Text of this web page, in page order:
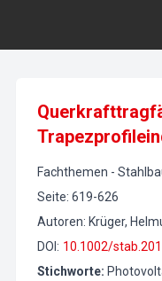
Fachthemen -
Seite: 619-626
Autoren: Krüger,
DOI : 10.1002/
Stichworte: